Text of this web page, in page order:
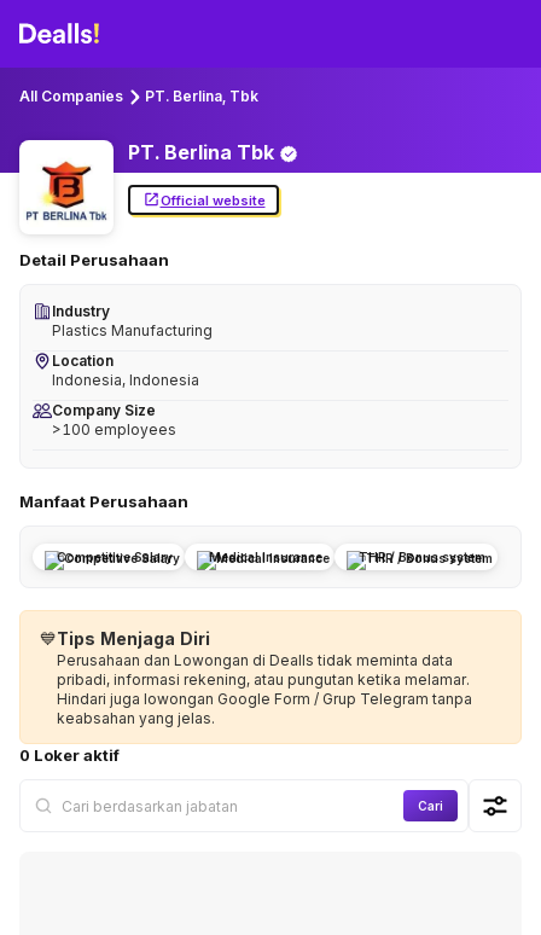
All Companies PT. Berlina, Tbk
PT. Berlina Tbk
Official website
Detail Perusahaan
Industry
Plastics Manufacturing
Location
Indonesia, Indonesia
Company Size
>100 employees
Manfaat Perusahaan
Competitive Salary Medical Insurance THR / Bonus system
💙Tips Menjaga Diri
Perusahaan dan Lowongan di Dealls tidak meminta data
pribadi, informasi rekening, atau pungutan ketika melamar.
Hindari juga lowongan Google Form / Grup Telegram tanpa
keabsahan yang jelas.
0 Loker aktif
Cari